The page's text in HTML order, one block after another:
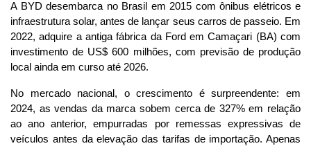
A BYD desembarca no Brasil em 2015 com ônibus elétricos e
infraestrutura solar, antes de lançar seus carros de passeio. Em
2022, adquire a antiga fábrica da Ford em Camaçari (BA) com
investimento de US$ 600 milhões, com previsão de produção
local ainda em curso até 2026.
No mercado nacional, o crescimento é surpreendente: em
2024, as vendas da marca sobem cerca de 327% em relação
ao ano anterior, empurradas por remessas expressivas de
veículos antes da elevação das tarifas de importação. Apenas